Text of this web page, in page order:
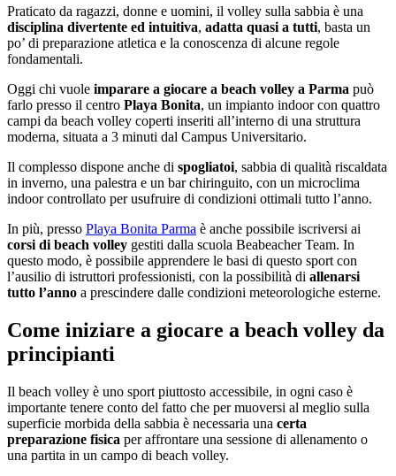
Praticato da ragazzi, donne e uomini, il volley sulla sabbia è una
disciplina divertente ed intuitiva, adatta quasi a tutti, basta un
po’ di preparazione atletica e la conoscenza di alcune regole
fondamentali.
Oggi chi vuole imparare a giocare a beach volley a Parma può
farlo presso il centro Playa Bonita, un impianto indoor con quattro
campi da beach volley coperti inseriti all’interno di una struttura
moderna, situata a 3 minuti dal Campus Universitario.
Il complesso dispone anche di spogliatoi, sabbia di qualità riscaldata
in inverno, una palestra e un bar chiringuito, con un microclima
indoor controllato per usufruire di condizioni ottimali tutto l’anno.
In più, presso Playa Bonita Parma è anche possibile iscriversi ai
corsi di beach volley gestiti dalla scuola Beabeacher Team. In
questo modo, è possibile apprendere le basi di questo sport con
l’ausilio di istruttori professionisti, con la possibilità di allenarsi
tutto l’anno a prescindere dalle condizioni meteorologiche esterne.
Come iniziare a giocare a beach volley da
principianti
Il beach volley è uno sport piuttosto accessibile, in ogni caso è
importante tenere conto del fatto che per muoversi al meglio sulla
superficie morbida della sabbia è necessaria una certa
preparazione fisica per affrontare una sessione di allenamento o
una partita in un campo di beach volley.